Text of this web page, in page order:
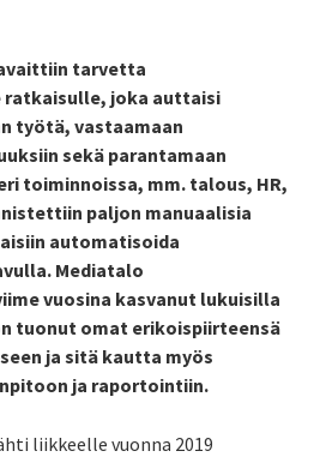
tarvetta
joka auttaisi
työtä, vastaamaan
sekä parantamaan
toiminnoissa, mm. talous, HR,
paljon manuaalisia
automatisoida
Mediatalo
vuosina kasvanut lukuisilla
tuonut omat erikoispiirteensä
ja sitä kautta myös
ja raportointiin.
liikkeelle vuonna 2019